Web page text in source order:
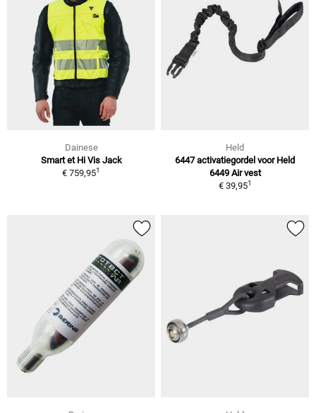
Dainese
Smart et Hi Vis Jack
€ 759,951
Held
6447 activatiegordel voor Held
6449 Air vest
€ 39,951